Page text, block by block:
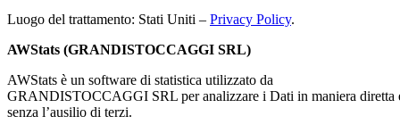
Luogo del trattamento: Stati Uniti – Privacy Policy.
AWStats (GRANDISTOCCAGGI SRL)
AWStats è un software di statistica utilizzato da
GRANDISTOCCAGGI SRL per analizzare i Dati in maniera diretta
senza l’ausilio di terzi.